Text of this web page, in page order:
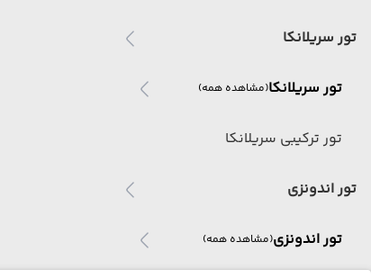
تور سریلانکا
تور سریلانکا(مشاهده همه)
تور ترکیبی سریلانکا
تور اندونزی
تور اندونزی(مشاهده همه)